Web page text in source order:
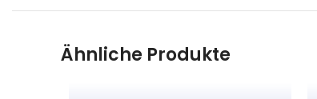
Ähnliche Produkte